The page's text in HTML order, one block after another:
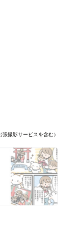
撮影サービスを含む）